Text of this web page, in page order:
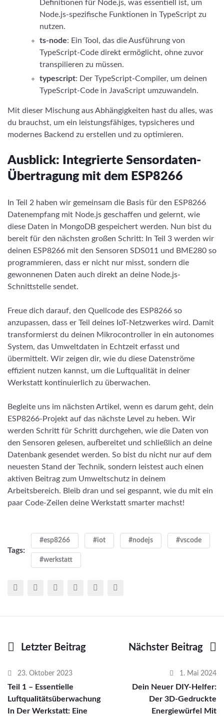
Definitionen für Node.js, was essentiell ist, um
Node.js-spezifische Funktionen in TypeScript zu
nutzen.
ts-node: Ein Tool, das die Ausführung von
TypeScript-Code direkt ermöglicht, ohne zuvor
transpilieren zu müssen.
typescript: Der TypeScript-Compiler, um deinen
TypeScript-Code in JavaScript umzuwandeln.
Mit dieser Mischung aus Abhängigkeiten hast du alles, was
du brauchst, um ein leistungsfähiges, typsicheres und
modernes Backend zu erstellen und zu optimieren.
Ausblick: Integrierte Sensordaten-
Übertragung mit dem ESP8266
In Teil 2 haben wir gemeinsam die Basis für den ESP8266
Datenempfang mit Node.js geschaffen und gelernt, wie
diese Daten in MongoDB gespeichert werden. Nun bist du
bereit für den nächsten großen Schritt: In Teil 3 werden wir
deinen ESP8266 mit den Sensoren SDS011 und BME280 so
programmieren, dass er nicht nur misst, sondern die
gewonnenen Daten auch direkt an deine Node.js-
Schnittstelle sendet.
Freue dich darauf, den Quellcode des ESP8266 so
anzupassen, dass er Teil deines IoT-Netzwerkes wird. Damit
transformierst du deinen Mikrocontroller in ein autonomes
System, das Umweltdaten in Echtzeit erfasst und
übermittelt. Wir zeigen dir, wie du diese Datenströme
effizient nutzen kannst, um die Luftqualität in deiner
Werkstatt kontinuierlich zu überwachen.
Begleite uns im nächsten Artikel, wenn es darum geht, dein
ESP8266-Projekt auf das nächste Level zu heben. Wir
werden Schritt für Schritt durchgehen, wie die Daten von
den Sensoren gelesen, aufbereitet und schließlich an deine
Datenbank gesendet werden. So bist du nicht nur auf dem
neuesten Stand der Technik, sondern leistest auch einen
aktiven Beitrag zum Umweltschutz in deinem
Arbeitsbereich. Bleib dran und sei gespannt, wie du mit ein
paar Code-Zeilen deine Werkstatt smarter machst!
Tags:
#esp8266 #iot #nodejs #vscode
#werkstatt
Letzter Beitrag
23. Oktober 2023
Teil 1 – Essentielle
Luftqualitätsüberwachung
In Der Werkstatt: Eine
Nächster Beitrag
1. Mai 2024
Dein Neuer DIY-Helfer:
Der 3D-Gedruckte
Energiewürfel Mit